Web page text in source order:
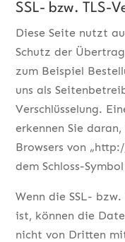
SSL- bzw. TLS-
Diese Seite nutzt
Schutz der
zum Beispiel
uns als
Verschlüsselung.
erkennen Sie
Browsers von
dem Schloss-
Wenn die SSL-
ist, können die
nicht von Dritten